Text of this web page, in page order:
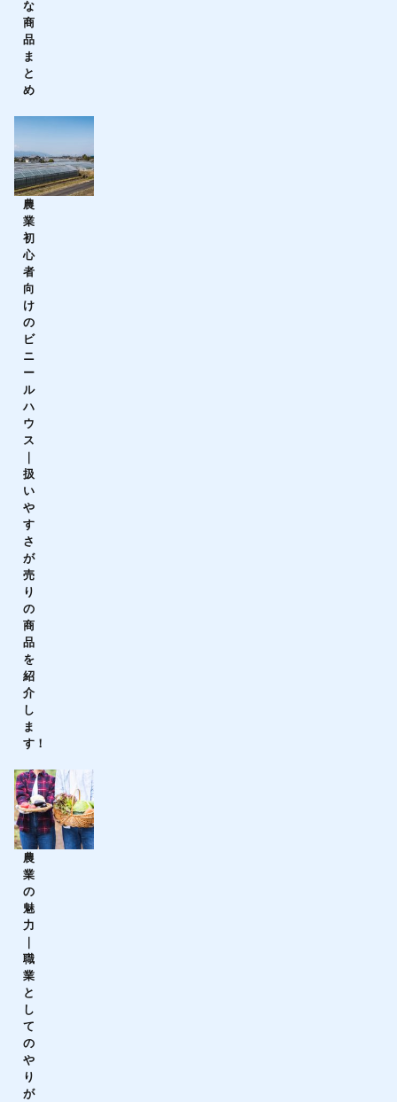
な
商
品
ま
と
め
農
業
初
心
者
向
け
の
ビ
ニ
ー
ル
ハ
ウ
ス
｜
扱
い
や
す
さ
が
売
り
の
商
品
を
紹
介
し
ま
す！
農
業
の
魅
力
｜
職
業
と
し
て
の
や
り
が